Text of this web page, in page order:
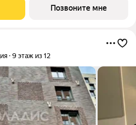
в секции 3.2. В лоте 2 панорамных
Позвоните мне
9 этаж из 12